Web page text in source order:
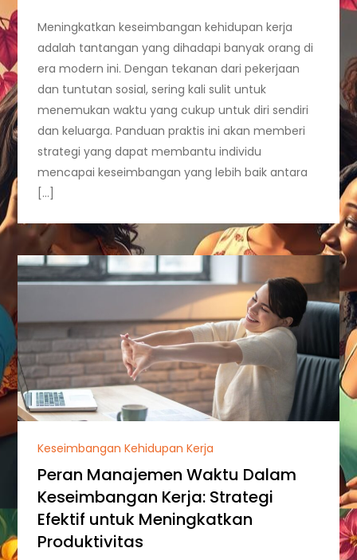
Meningkatkan keseimbangan kehidupan kerja
adalah tantangan yang dihadapi banyak orang di
era modern ini. Dengan tekanan dari pekerjaan
dan tuntutan sosial, sering kali sulit untuk
menemukan waktu yang cukup untuk diri sendiri
dan keluarga. Panduan praktis ini akan memberi
strategi yang dapat membantu individu
mencapai keseimbangan yang lebih baik antara
[…]
Keseimbangan Kehidupan Kerja
Peran Manajemen Waktu Dalam
Keseimbangan Kerja: Strategi
Efektif untuk Meningkatkan
Produktivitas